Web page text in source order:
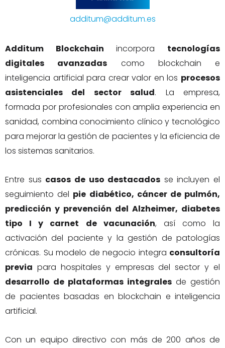
additum@additum.es
Additum Blockchain incorpora tecnologías
digitales avanzadas como blockchain e
inteligencia artificial para crear valor en los procesos
asistenciales del sector salud. La empresa,
formada por profesionales con amplia experiencia en
sanidad, combina conocimiento clínico y tecnológico
para mejorar la gestión de pacientes y la eficiencia de
los sistemas sanitarios.
Entre sus casos de uso destacados se incluyen el
seguimiento del pie diabético, cáncer de pulmón,
predicción y prevención del Alzheimer, diabetes
tipo I y carnet de vacunación, así como la
activación del paciente y la gestión de patologías
crónicas. Su modelo de negocio integra consultoría
previa para hospitales y empresas del sector y el
desarrollo de plataformas integrales de gestión
de pacientes basadas en blockchain e inteligencia
artificial.
Con un equipo directivo con más de 200 años de